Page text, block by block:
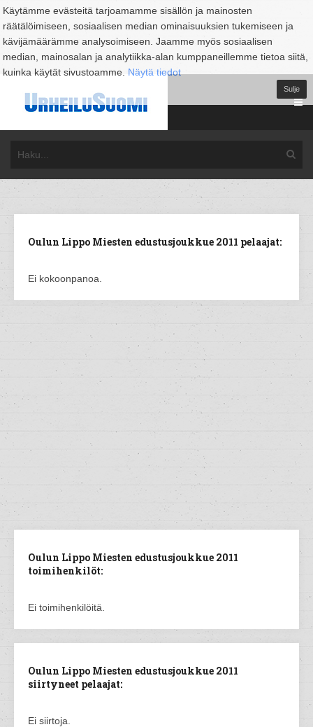
Käytämme evästeitä tarjoamamme sisällön ja mainosten
räätälöimiseen, sosiaalisen median ominaisuuksien tukemiseen ja
kävijämäärämme analysoimiseen. Jaamme myös sosiaalisen
median, mainosalan ja analytiikka-alan kumppaneillemme tietoa siitä,
kuinka käytät sivustoamme. Näytä tiedot
Sulje
Oulun Lippo Miesten edustusjoukkue 2011 pelaajat:
Ei kokoonpanoa.
Oulun Lippo Miesten edustusjoukkue 2011
toimihenkilöt:
Ei toimihenkilöitä.
Oulun Lippo Miesten edustusjoukkue 2011
siirtyneet pelaajat:
Ei siirtoja.